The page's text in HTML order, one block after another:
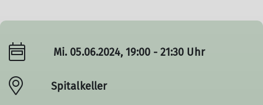
Mi. 05.06.2024, 19:00 - 21:30 Uhr
Spitalkeller